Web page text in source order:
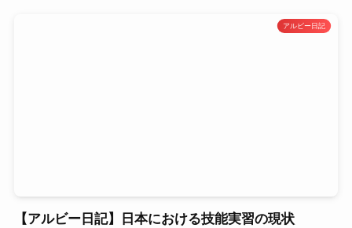
アルビー日記
【アルビー日記】日本における技能実習の現状